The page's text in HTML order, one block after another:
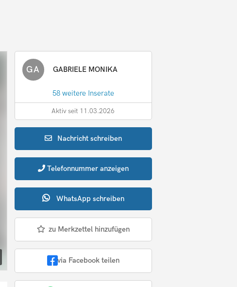
GA GABRIELE MONIKA
58 weitere Inserate
Aktiv seit 11.03.2026
Nachrichtschreiben
Telefonnummer anzeigen
WhatsApp schreiben
zu Merkzettel hinzufügen
via Facebook teilen